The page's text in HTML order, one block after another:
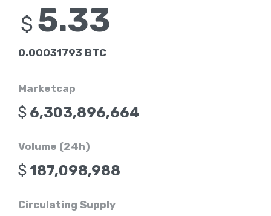
$ 5.33
0.00031793 BTC
Marketcap
$ 6,303,896,664
Volume (24h)
$187,098,988
Circulating Supply